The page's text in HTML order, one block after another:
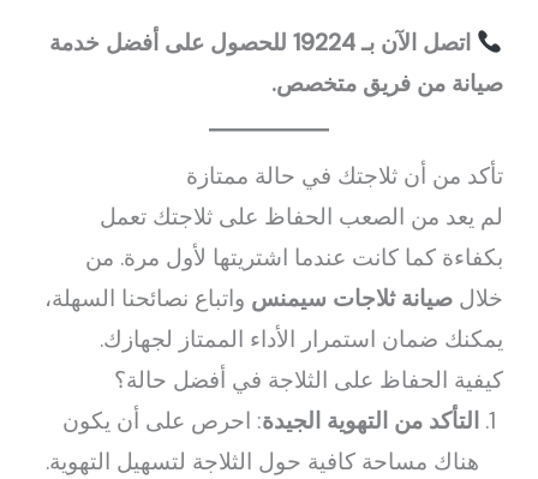
اتصل الآن بـ 19224 للحصول على أفضل خدمة
صيانة من فريق متخصص.
تأكد من أن ثلاجتك في حالة ممتازة
لم يعد من الصعب الحفاظ على ثلاجتك تعمل
بكفاءة كما كانت عندما اشتريتها لأول مرة. من
خلالصيانة ثلاجات سيمنس واتباع نصائحنا السهلة،
يمكنك ضمان استمرار الأداء الممتاز لجهازك.
كيفية الحفاظ على الثلاجة في أفضل حالة؟
التأكد من التهوية الجيدة: احرص على أن يكون
هناك مساحة كافية حول الثلاجة لتسهيل التهوية.